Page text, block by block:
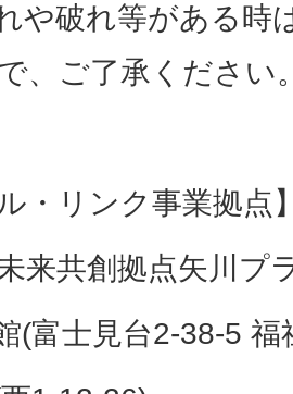
や破れ等がある時
、ご了承ください
・リンク事業拠点
来共創拠点矢川プ
(富士見台2-38-5 福